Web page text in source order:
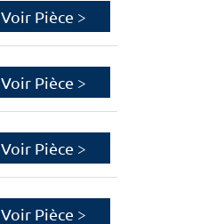
Voir Pièce >
Voir Pièce >
Voir Pièce >
Voir Pièce >